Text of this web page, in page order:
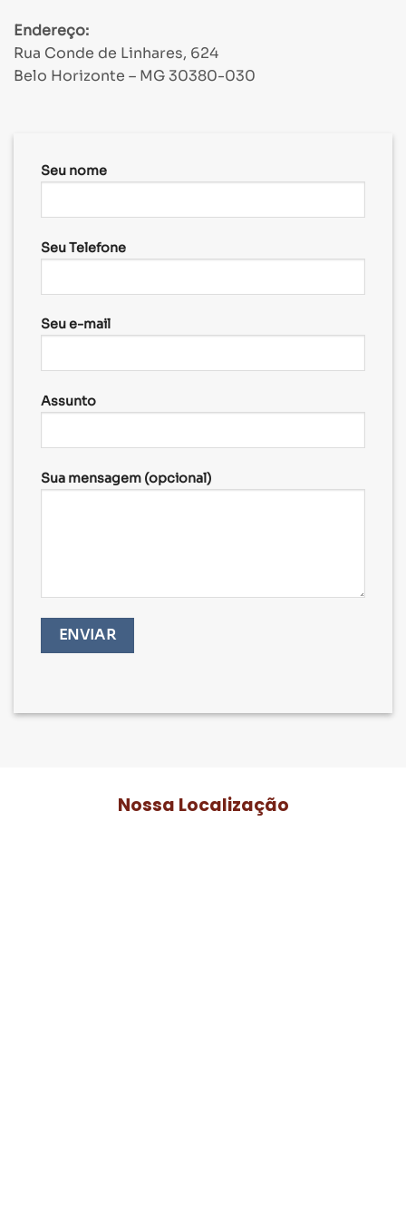
Endereço:
Rua Conde de Linhares, 624
Belo Horizonte – MG 30380-030
Seu nome
Seu Telefone
Seu e-mail
Assunto
Sua mensagem (opcional)
Nossa Localização